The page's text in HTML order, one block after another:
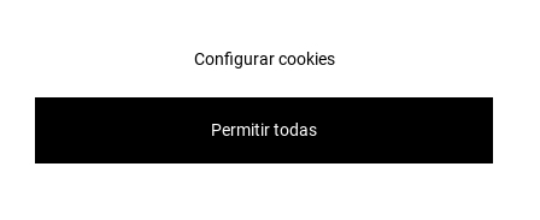
Configurar cookies
Permitir todas